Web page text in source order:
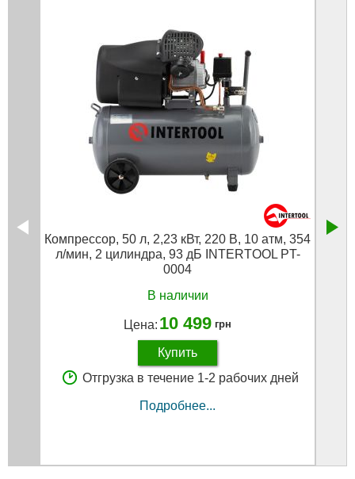
Компрессор, 50 л, 2,23 кВт, 220 В, 10 атм, 354
л/мин, 2 цилиндра, 93 дБ INTERTOOL PT-
0004
В наличии
Цена: 10 499 грн
Купить
Отгрузка в течение 1-2 рабочих дней
Подробнее...